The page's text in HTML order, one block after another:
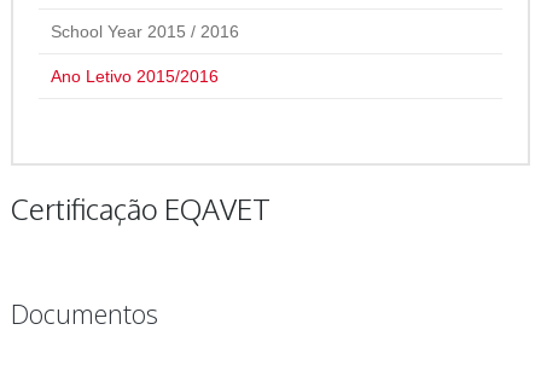
School Year 2015 / 2016
Ano Letivo 2015/2016
Certificação EQAVET
Documentos